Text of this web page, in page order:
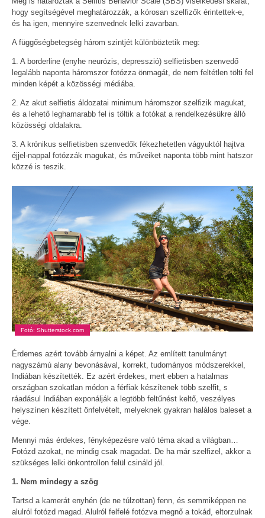
hogy segítségével meghatározzák, a kórosan szelfizők érintettek-e,
és ha igen, mennyire szenvednek lelki zavarban.
A függőségbetegség három szintjét különböztetik meg:
1. A borderline (enyhe neurózis, depresszió) selfietisben szenvedő
legalább naponta háromszor fotózza önmagát, de nem feltétlen tölti fel
minden képét a közösségi médiába.
2. Az akut selfietis áldozatai minimum háromszor szelfizik magukat,
és a lehető leghamarabb fel is töltik a fotókat a rendelkezésükre álló
közösségi oldalakra.
3. A krónikus selfietisben szenvedők fékezhetetlen vágyuktól hajtva
éjjel-nappal fotózzák magukat, és műveiket naponta több mint hatszor
közzé is teszik.
Fotó: Shutterstock.com
Érdemes azért tovább árnyalni a képet. Az említett tanulmányt
nagyszámú alany bevonásával, korrekt, tudományos módszerekkel,
Indiában készítették. Ez azért érdekes, mert ebben a hatalmas
országban szokatlan módon a férfiak készítenek több szelfit, s
ráadásul Indiában exponálják a legtöbb feltűnést keltő, veszélyes
helyszínen készített önfelvételt, melyeknek gyakran halálos baleset a
vége.
Mennyi más érdekes, fényképezésre való téma akad a világban…
Fotózd azokat, ne mindig csak magadat. De ha már szelfizel, akkor a
szükséges lelki önkontrollon felül csináld jól.
1. Nem mindegy a szög
Tartsd a kamerát enyhén (de ne túlzottan) fenn, és semmiképpen ne
alulról fotózd magad. Alulról felfelé fotózva megnő a tokád, eltorzulnak